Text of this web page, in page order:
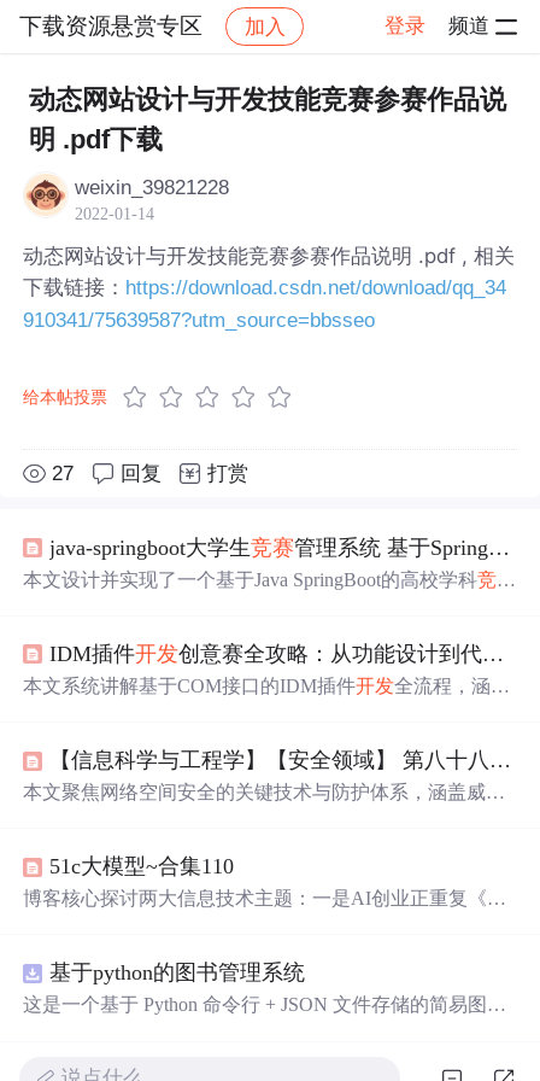
下载资源悬赏专区 加入 登录 频道
社区 下载资源悬赏专区 帖子详情
动态网站设计与开发技能竞赛参赛作品说
明 .pdf下载
weixin_39821228
2022-01-14
动态网站设计与开发技能竞赛参赛作品说明 .pdf , 相关
下载链接： https://download.csdn.net/download/qq_34
910341/75639587?utm_source=bbsseo
给本帖投票
27 回复 打赏
java-springboot大学生竞赛管理系统 基于SpringBoot的高校学科
本文设计并实现了一个基于Java SpringBoot的高校学科竞赛
数据库，支持学生、教师和管理员三类角色协同操作，提
升了高校创新创业赛事管理的信息化与自动化水平。
IDM插件开发创意赛全攻略：从功能设计到代码实现的个性化
本文系统讲解基于COM接口的IDM插件开发全流程，涵盖
和
下载速度优化器。重点解析IIdmPlugin2接口、ATL/C#/Py
thon多语言实现、UI集成、自适应反爬策略、多维文件分
【信息科学与工程学】【安全领域】 第八十八篇 网络空间安全21
本文聚焦网络空间安全的关键技术与防护体系，涵盖威胁
合规性要求及主动防御策略等内容，强调多层协同防护与
持续演进的安全能力构建。
51c大模型~合集110
博客核心探讨两大信息技术主题：一是AI创业正重复《苦
ode分离跨集群架构）通过RLD接力解码、Token ID轻量传
输与延迟掩盖机制，显著降低KV Cache跨机房传输瓶颈，
基于python的图书管理系统
这是一个基于 Python 命令行 + JSON 文件存储的简易图书